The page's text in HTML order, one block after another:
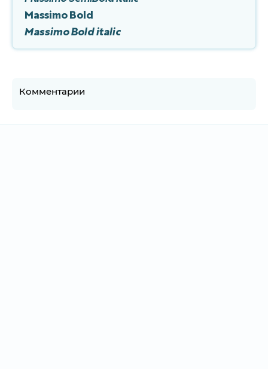
Massimo Bold
Massimo Bold italic
Комментарии